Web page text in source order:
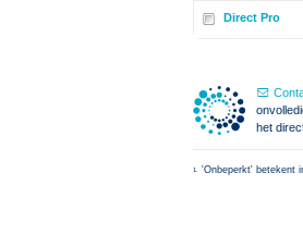
Direct Pro
het
1. 'Onbeperkt' betekent